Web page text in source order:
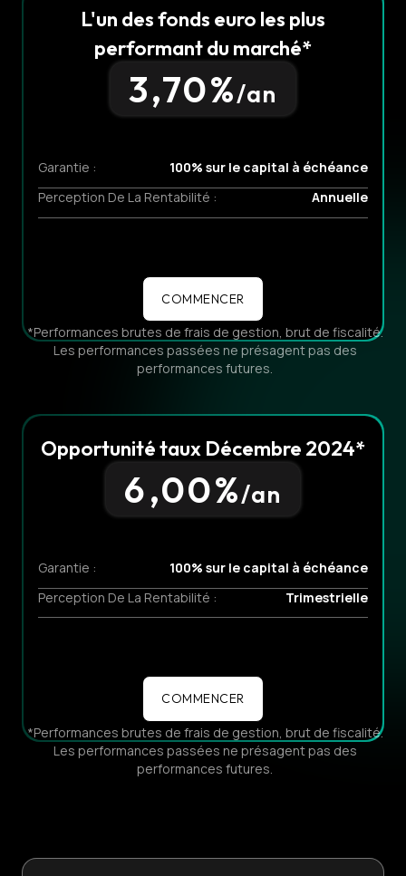
L'un des fonds euro les plus
performant du marché*
3,70%/an
Garantie :
100% sur le capital à échéance
Perception De La Rentabilité :
Annuelle
COMMENCER
*Performances brutes de frais de gestion, brut de fiscalité.
Les performances passées ne présagent pas des
performances futures.
Opportunité taux Décembre 2024*
6,00%/an
Garantie :
100% sur le capital à échéance
Perception De La Rentabilité :
Trimestrielle
COMMENCER
*Performances brutes de frais de gestion, brut de fiscalité.
Les performances passées ne présagent pas des
performances futures.